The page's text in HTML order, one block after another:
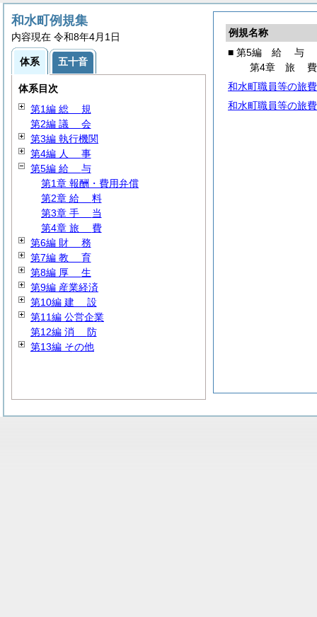
例規名称
■ 第5編 給 与
第4章 旅費
和水町職員等の旅
和水町職員等の旅
和水町例規集
内容現在 令和8年4月1日
体系 五十音
体系目次
第1編 総 規
第2編 議 会
第3編 執行機関
第4編 人 事
第5編 給 与
第1章 報酬・費用弁償
第2章 給 料
第3章 手 当
第4章 旅 費
第6編 財 務
第7編 教 育
第8編 厚 生
第9編 産業経済
第10編 建 設
第11編 公営企業
第12編 消 防
第13編 その他